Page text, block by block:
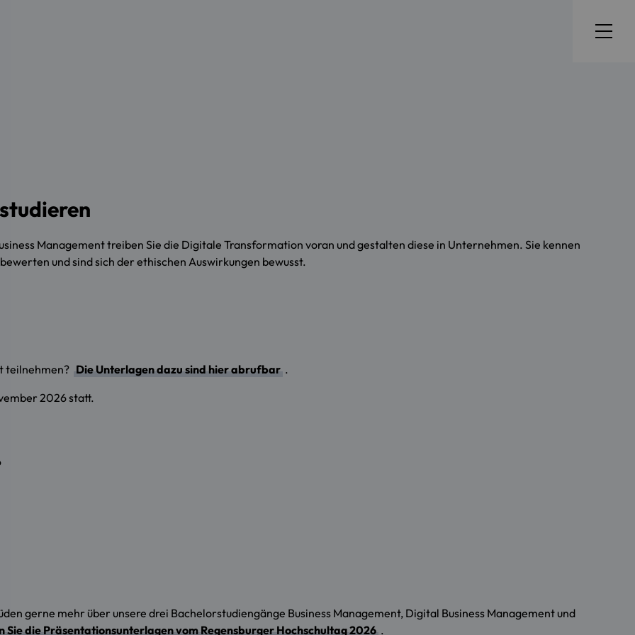
Management treiben Sie die Digitale Transformation voran und gestalten diese in Unternehmen. Sie kennen
und sind sich der ethischen Auswirkungen bewusst.
teilnehmen? Die Unterlagen dazu sind hier abrufbar .
2026 statt.
gerne mehr über unsere drei Bachelorstudiengänge Business Management, Digital Business Management und
Sie die Präsentationsunterlagen vom Regensburger Hochschultag 2026 .